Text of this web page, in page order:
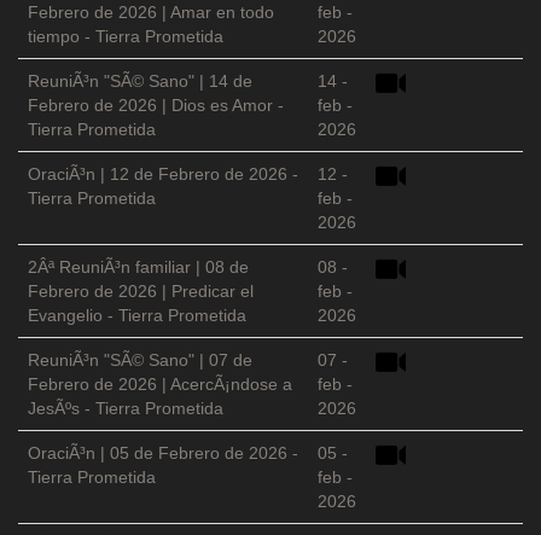
Febrero de 2026 | Amar en todo
tiempo - Tierra Prometida
feb -
2026
ReuniÃ³n "SÃ© Sano" | 14 de
Febrero de 2026 | Dios es Amor -
Tierra Prometida
14 -
feb -
2026
OraciÃ³n | 12 de Febrero de 2026 -
Tierra Prometida
12 -
feb -
2026
2Âª ReuniÃ³n familiar | 08 de
Febrero de 2026 | Predicar el
Evangelio - Tierra Prometida
08 -
feb -
2026
ReuniÃ³n "SÃ© Sano" | 07 de
Febrero de 2026 | AcercÃ¡ndose a
JesÃºs - Tierra Prometida
07 -
feb -
2026
OraciÃ³n | 05 de Febrero de 2026 -
Tierra Prometida
05 -
feb -
2026